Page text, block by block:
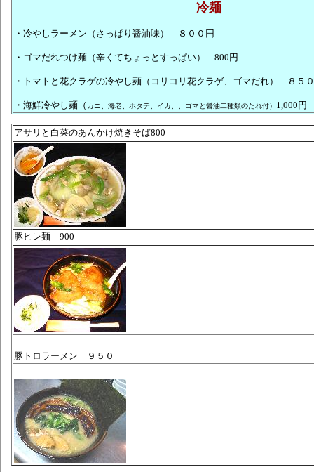
冷麺
・冷やしラーメン（さっぱり醤油味） ８００円
・ゴマだれつけ麺（辛くてちょっとすっぱい） 800円
・トマトと花クラゲの冷やし麺（コリコリ花クラゲ、ゴマだれ） ８５
・海鮮冷やし麺（ カニ、海老、ホタテ、イカ、、ゴマと醤油二種類のたれ付） 1,000
アサリと白菜のあんかけ焼きそば800
豚ヒレ麺 900
豚トロラーメン ９５０